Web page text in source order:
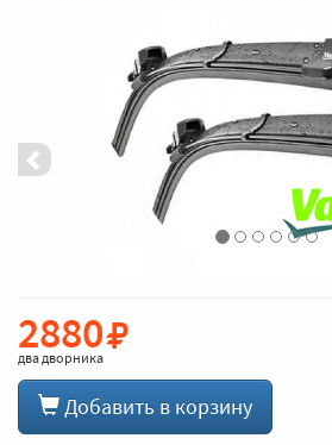
2880
два дворника
Добавить в корзину